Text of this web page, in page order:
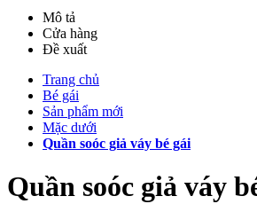
Mô tả
Cửa hàng
Đề xuất
Trang chủ
Bé gái
Sản phẩm mới
Mặc dưới
Quần soóc giả váy bé gái
Quần soóc giả váy